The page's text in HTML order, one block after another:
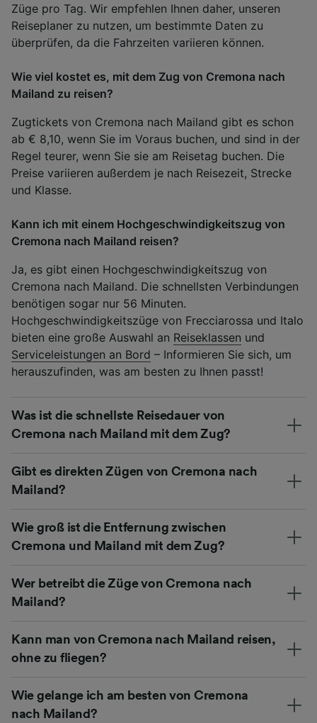
Züge pro Tag. Wir empfehlen Ihnen daher, unseren
Reiseplaner zu nutzen, um bestimmte Daten zu
überprüfen, da die Fahrzeiten variieren können.
Wie viel kostet es, mit dem Zug von Cremona nach
Mailand zu reisen?
Zugtickets von Cremona nach Mailand gibt es schon
ab € 8,10, wenn Sie im Voraus buchen, und sind in der
Regel teurer, wenn Sie sie am Reisetag buchen. Die
Preise variieren außerdem je nach Reisezeit, Strecke
und Klasse.
Kann ich mit einem Hochgeschwindigkeitszug von
Cremona nach Mailand reisen?
Ja, es gibt einen Hochgeschwindigkeitszug von
Cremona nach Mailand. Die schnellsten Verbindungen
benötigen sogar nur 56 Minuten.
Hochgeschwindigkeitszüge von Frecciarossa und Italo
bieten eine große Auswahl an Reiseklassen und
Serviceleistungen an Bord – Informieren Sie sich, um
herauszufinden, was am besten zu Ihnen passt!
Was ist die schnellste Reisedauer von
Cremona nach Mailand mit dem Zug?
Gibt es direkten Zügen von Cremona nach
Mailand?
Wie groß ist die Entfernung zwischen
Cremona und Mailand mit dem Zug?
Wer betreibt die Züge von Cremona nach
Mailand?
Kann man von Cremona nach Mailand reisen,
ohne zu fliegen?
Wie gelange ich am besten von Cremona
nach Mailand?